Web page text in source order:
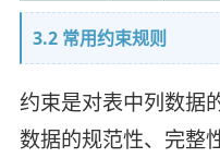
3.2 常用约束规则
约束是对表中列数据
数据的规范性、完整